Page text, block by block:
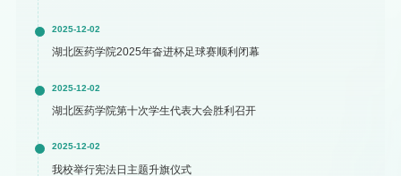
2025-12-02
湖北医药学院2025年奋进杯足球赛顺利闭幕
2025-12-02
湖北医药学院第十次学生代表大会胜利召开
2025-12-02
我校举行宪法日主题升旗仪式